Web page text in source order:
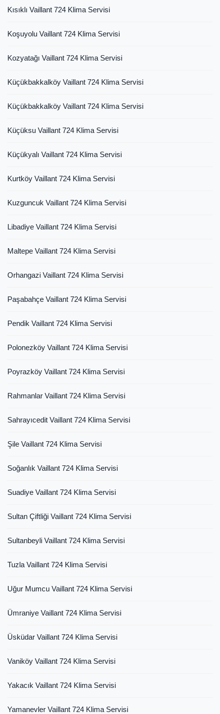
Kısıklı Vaillant 724 Klima Servisi
Koşuyolu Vaillant 724 Klima Servisi
Kozyatağı Vaillant 724 Klima Servisi
Küçükbakkalköy Vaillant 724 Klima Servisi
Küçükbakkalköy Vaillant 724 Klima Servisi
Küçüksu Vaillant 724 Klima Servisi
Küçükyalı Vaillant 724 Klima Servisi
Kurtköy Vaillant 724 Klima Servisi
Kuzguncuk Vaillant 724 Klima Servisi
Libadiye Vaillant 724 Klima Servisi
Maltepe Vaillant 724 Klima Servisi
Orhangazi Vaillant 724 Klima Servisi
Paşabahçe Vaillant 724 Klima Servisi
Pendik Vaillant 724 Klima Servisi
Polonezköy Vaillant 724 Klima Servisi
Poyrazköy Vaillant 724 Klima Servisi
Rahmanlar Vaillant 724 Klima Servisi
Sahrayıcedit Vaillant 724 Klima Servisi
Şile Vaillant 724 Klima Servisi
Soğanlık Vaillant 724 Klima Servisi
Suadiye Vaillant 724 Klima Servisi
Sultan Çiftliği Vaillant 724 Klima Servisi
Sultanbeyli Vaillant 724 Klima Servisi
Tuzla Vaillant 724 Klima Servisi
Uğur Mumcu Vaillant 724 Klima Servisi
Ümraniye Vaillant 724 Klima Servisi
Üsküdar Vaillant 724 Klima Servisi
Vaniköy Vaillant 724 Klima Servisi
Yakacık Vaillant 724 Klima Servisi
Yamanevler Vaillant 724 Klima Servisi